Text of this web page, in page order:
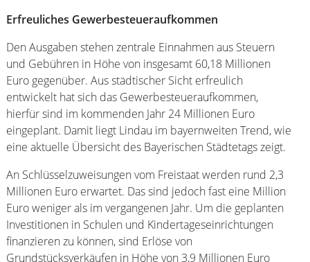
Erfreuliches Gewerbesteueraufkommen
Den Ausgaben stehen zentrale Einnahmen aus Steuern
und Gebühren in Höhe von insgesamt 60,18 Millionen
Euro gegenüber. Aus städtischer Sicht erfreulich
entwickelt hat sich das Gewerbesteueraufkommen,
hierfür sind im kommenden Jahr 24 Millionen Euro
eingeplant. Damit liegt Lindau im bayernweiten Trend, wie
eine aktuelle Übersicht des Bayerischen Städtetags zeigt.
An Schlüsselzuweisungen vom Freistaat werden rund 2,3
Millionen Euro erwartet. Das sind jedoch fast eine Million
Euro weniger als im vergangenen Jahr. Um die geplanten
Investitionen in Schulen und Kindertageseinrichtungen
finanzieren zu können, sind Erlöse von
Grundstücksverkäufen in Höhe von 3,9 Millionen Euro